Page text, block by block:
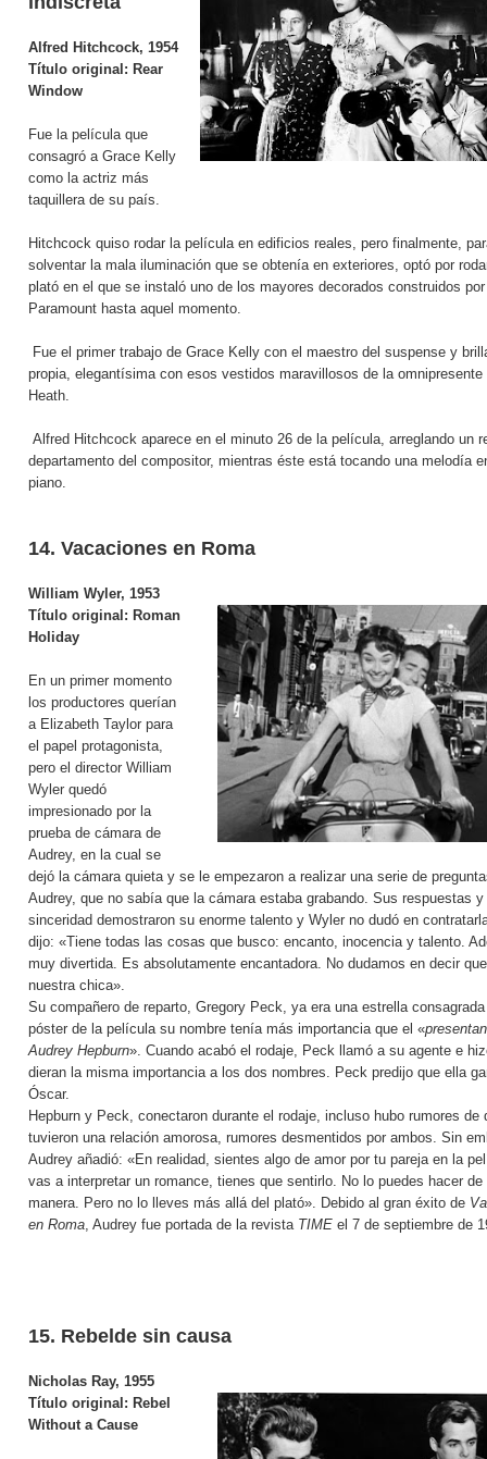
Alfred Hitchcock, 1954
Título original: Rear
Window
Fue la película que
consagró a Grace Kelly
como la actriz más
taquillera de su país.
Hitchcock quiso rodar la película en edificios reales, pero finalmente,
solventar la mala iluminación que se obtenía en exteriores, optó por
plató en el que se instaló uno de los mayores decorados construidos
Paramount hasta aquel momento.
Fue el primer trabajo de Grace Kelly con el maestro del suspense y
propia, elegantísima con esos vestidos maravillosos de la omnipresente
Heath.
Alfred Hitchcock aparece en el minuto 26 de la película, arreglando un
departamento del compositor, mientras éste está tocando una melodía
piano.
14. Vacaciones en Roma
William Wyler, 1953
Título original: Roman
Holiday
En un primer momento
los productores querían
a Elizabeth Taylor para
el papel protagonista,
pero el director William
Wyler quedó
impresionado por la
prueba de cámara de
Audrey, en la cual se
dejó la cámara quieta y se le empezaron a realizar una serie de
Audrey, que no sabía que la cámara estaba grabando. Sus respuestas y
sinceridad demostraron su enorme talento y Wyler no dudó en
dijo: «Tiene todas las cosas que busco: encanto, inocencia y talento.
muy divertida. Es absolutamente encantadora. No dudamos en decir
nuestra chica».
Su compañero de reparto, Gregory Peck, ya era una estrella
póster de la película su nombre tenía más importancia que el «
Audrey Hepburn». Cuando acabó el rodaje, Peck llamó a su agente e
dieran la misma importancia a los dos nombres. Peck predijo que ella
Óscar.
Hepburn y Peck, conectaron durante el rodaje, incluso hubo rumores de
tuvieron una relación amorosa, rumores desmentidos por ambos. Sin
Audrey añadió: «En realidad, sientes algo de amor por tu pareja en la
vas a interpretar un romance, tienes que sentirlo. No lo puedes hacer de
manera. Pero no lo lleves más allá del plató». Debido al gran éxito de
en Roma, Audrey fue portada de la revista TIME el 7 de septiembre de
15. Rebelde sin causa
Nicholas Ray, 1955
Título original: Rebel
Without a Cause